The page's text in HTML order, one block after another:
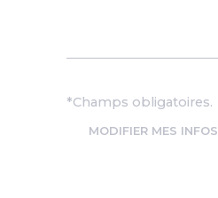
*Champs obligatoires.
MODIFIER MES INFOS